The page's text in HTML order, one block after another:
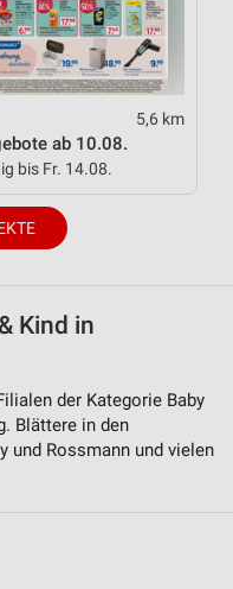
5,6 km
ab 10.08.
bis Fr. 14.08.
Kind in
der Kategorie Baby
Blättere in den
und Rossmann und vielen